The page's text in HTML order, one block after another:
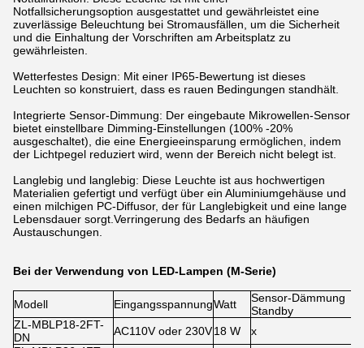
Notfallsicherungsoption ausgestattet und gewährleistet eine
zuverlässige Beleuchtung bei Stromausfällen, um die Sicherheit
und die Einhaltung der Vorschriften am Arbeitsplatz zu
gewährleisten.
Wetterfestes Design: Mit einer IP65-Bewertung ist dieses
Leuchten so konstruiert, dass es rauen Bedingungen standhält.
Integrierte Sensor-Dimmung: Der eingebaute Mikrowellen-Sensor
bietet einstellbare Dimming-Einstellungen (100% -20%
ausgeschaltet), die eine Energieeinsparung ermöglichen, indem
der Lichtpegel reduziert wird, wenn der Bereich nicht belegt ist.
Langlebig und langlebig: Diese Leuchte ist aus hochwertigen
Materialien gefertigt und verfügt über ein Aluminiumgehäuse und
einen milchigen PC-Diffusor, der für Langlebigkeit und eine lange
Lebensdauer sorgt.Verringerung des Bedarfs an häufigen
Austauschungen.
Bei der Verwendung von LED-Lampen (M-Serie)
Modell EingangsspannungWatt
Sensor-Dämmung
Standby
ZL-MBLP18-2FT-
DN
AC110V oder 230V18 W
x